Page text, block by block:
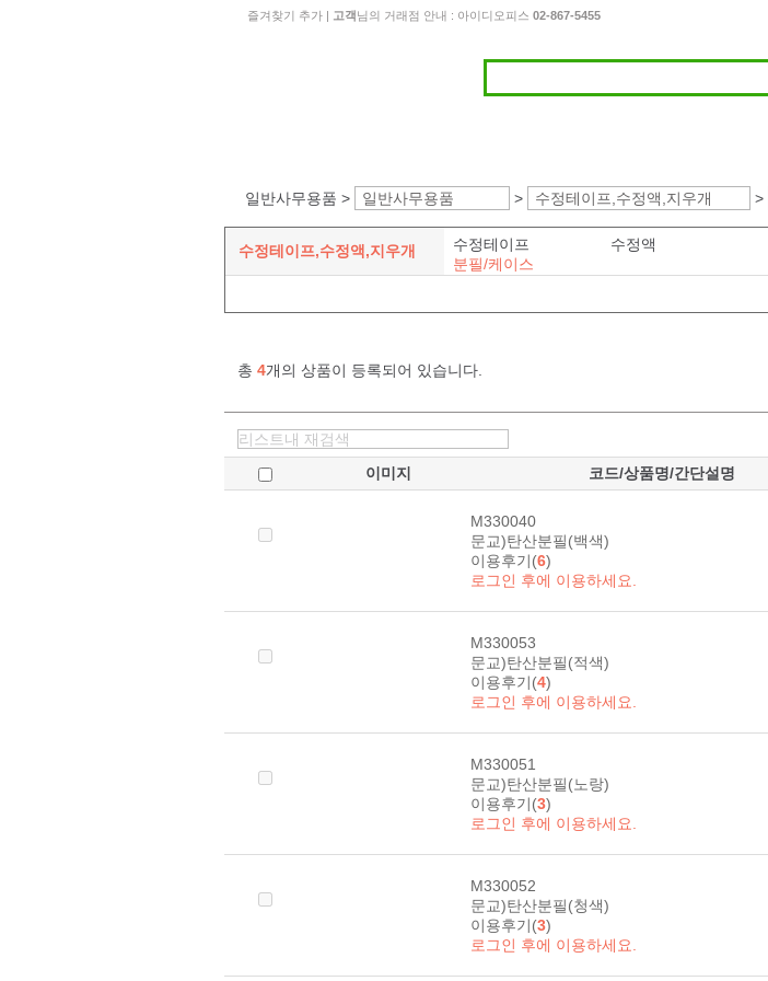
즐겨찾기 추가| 고객님의 거래점 안내 : 아이디오피스 02-867-5455
일반사무용품 > 일반사무용품 > 수정테이프,수정액,지우개 >
수정테이프,수정액,지우개 수정테이프 수정액
분필/케이스
총 4개의 상품이 등록되어 있습니다.
이미지
코드/상품명/간단설명
M330040
문교)탄산분필(백색)
이용후기(6)
로그인 후에 이용하세요.
M330053
문교)탄산분필(적색)
이용후기(4)
로그인 후에 이용하세요.
M330051
문교)탄산분필(노랑)
이용후기(3)
로그인 후에 이용하세요.
M330052
문교)탄산분필(청색)
이용후기(3)
로그인 후에 이용하세요.